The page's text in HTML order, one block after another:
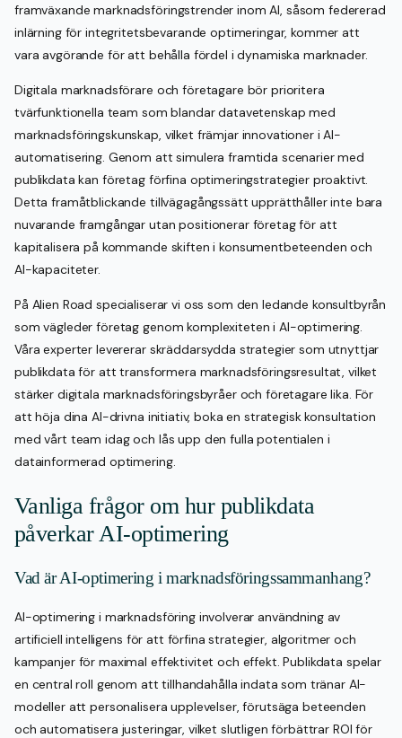
framväxande marknadsföringstrender inom AI, såsom federerad
inlärning för integritetsbevarande optimeringar, kommer att
vara avgörande för att behålla fördel i dynamiska marknader.
Digitala marknadsförare och företagare bör prioritera
tvärfunktionella team som blandar datavetenskap med
marknadsföringskunskap, vilket främjar innovationer i AI-
automatisering. Genom att simulera framtida scenarier med
publikdata kan företag förfina optimeringstrategier proaktivt.
Detta framåtblickande tillvägagångssätt upprätthåller inte bara
nuvarande framgångar utan positionerar företag för att
kapitalisera på kommande skiften i konsumentbeteenden och
AI-kapaciteter.
På Alien Road specialiserar vi oss som den ledande konsultbyrån
som vägleder företag genom komplexiteten i AI-optimering.
Våra experter levererar skräddarsydda strategier som utnyttjar
publikdata för att transformera marknadsföringsresultat, vilket
stärker digitala marknadsföringsbyråer och företagare lika. För
att höja dina AI-drivna initiativ, boka en strategisk konsultation
med vårt team idag och lås upp den fulla potentialen i
datainformerad optimering.
Vanliga frågor om hur publikdata
påverkar AI-optimering
Vad är AI-optimering i marknadsföringssammanhang?
AI-optimering i marknadsföring involverar användning av
artificiell intelligens för att förfina strategier, algoritmer och
kampanjer för maximal effektivitet och effekt. Publikdata spelar
en central roll genom att tillhandahålla indata som tränar AI-
modeller att personalisera upplevelser, förutsäga beteenden
och automatisera justeringar, vilket slutligen förbättrar ROI för